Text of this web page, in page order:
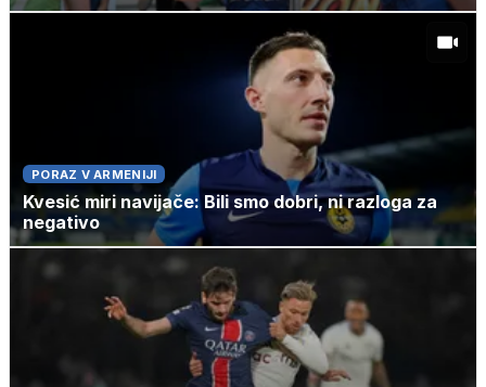
PORAZ V ARMENIJI
Kvesić miri navijače: Bili smo dobri, ni razloga za
negativo